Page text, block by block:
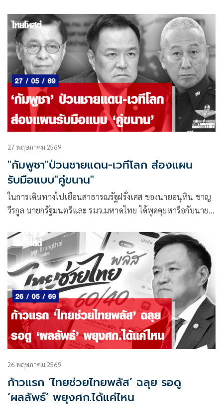
27 พฤษภาคม 2569
"กัมพูชา"ป่วนชายแดน-เวทีโลก ส่องแผน
รับมือแบบ"คู่ขนาน"
ในการเดินทางไปเยือนสาธารณรัฐฝรั่งเศส ของนายอนุทิน ชาญ
วีรกูล นายกรัฐมนตรีและ รมว.มหาดไทย ได้พูดคุยหารือกับนาย
ประธานาธิบดีแห่งสาธารณรัฐฝรั่งเศส ถึงสถานการณ์ความขัด
แย้งระหว่าง “ไทย-กัมพูชา” โดยเฉพาะการย้ำจุดยืนของไทยใน
การแก้ไขปัญหาโดยสันติ
26 พฤษภาคม 2569
ก้าวแรก ‘ไทยช่วยไทยพลัส’ ฉลุย รอดู
‘ผลลัพธ์’ พยุงศก.ได้แค่ไหน